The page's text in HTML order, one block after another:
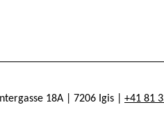
18A | 7206 Igis | +41 81